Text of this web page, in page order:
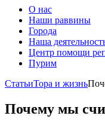
О нас
Наши раввины
Города
Наша
Центр помощи
Пурим
СтатьиТора и жизнь
Почему мы